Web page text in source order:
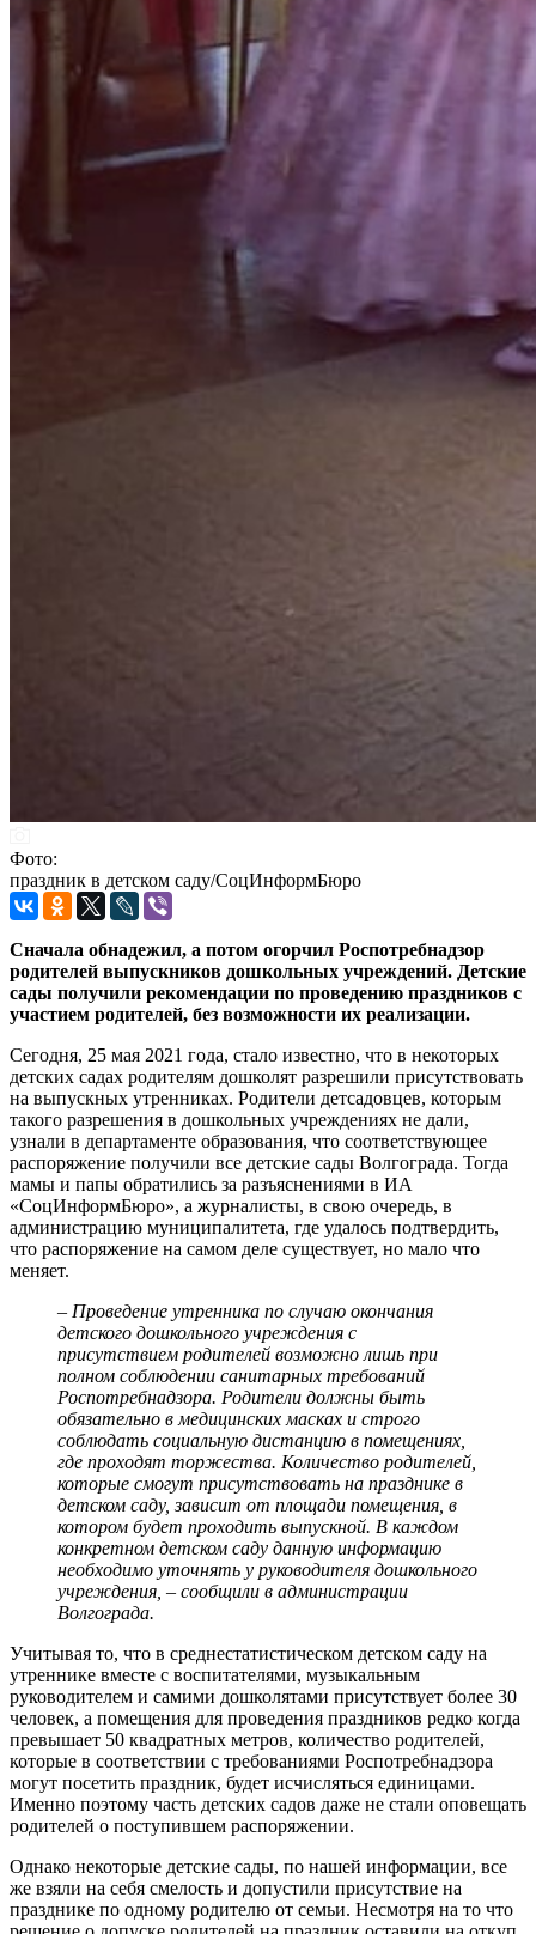
Фото:
праздник в детском саду/СоцИнформБюро
Сначала обнадежил, а потом огорчил Роспотребнадзор
родителей выпускников дошкольных учреждений. Детские
сады получили рекомендации по проведению праздников с
участием родителей, без возможности их реализации.
Сегодня, 25 мая 2021 года, стало известно, что в некоторых
детских садах родителям дошколят разрешили присутствовать
на выпускных утренниках. Родители детсадовцев, которым
такого разрешения в дошкольных учреждениях не дали,
узнали в департаменте образования, что соответствующее
распоряжение получили все детские сады Волгограда. Тогда
мамы и папы обратились за разъяснениями в ИА
«СоцИнформБюро», а журналисты, в свою очередь, в
администрацию муниципалитета, где удалось подтвердить,
что распоряжение на самом деле существует, но мало что
меняет.
– Проведение утренника по случаю окончания
детского дошкольного учреждения с
присутствием родителей возможно лишь при
полном соблюдении санитарных требований
Роспотребнадзора. Родители должны быть
обязательно в медицинских масках и строго
соблюдать социальную дистанцию в помещениях,
где проходят торжества. Количество родителей,
которые смогут присутствовать на празднике в
детском саду, зависит от площади помещения, в
котором будет проходить выпускной. В каждом
конкретном детском саду данную информацию
необходимо уточнять у руководителя дошкольного
учреждения, – сообщили в администрации
Волгограда.
Учитывая то, что в среднестатистическом детском саду на
утреннике вместе с воспитателями, музыкальным
руководителем и самими дошколятами присутствует более 30
человек, а помещения для проведения праздников редко когда
превышает 50 квадратных метров, количество родителей,
которые в соответствии с требованиями Роспотребнадзора
могут посетить праздник, будет исчисляться единицами.
Именно поэтому часть детских садов даже не стали оповещать
родителей о поступившем распоряжении.
Однако некоторые детские сады, по нашей информации, все
же взяли на себя смелость и допустили присутствие на
празднике по одному родителю от семьи. Несмотря на то что